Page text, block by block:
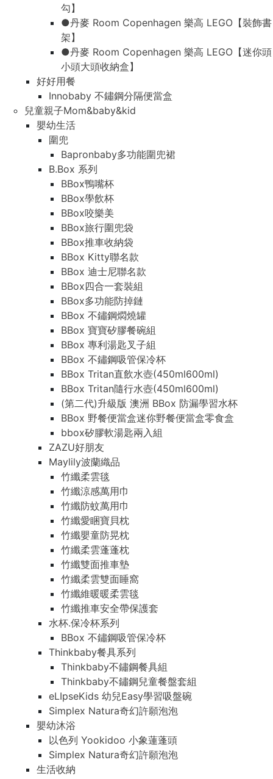
勾】
●丹麥 Room Copenhagen 樂高 LEGO【裝飾書
架】
●丹麥 Room Copenhagen 樂高 LEGO【迷你頭
小頭大頭收納盒】
好好用餐
Innobaby 不鏽鋼分隔便當盒
兒童親子Mom&baby&kid
嬰幼生活
圍兜
Bapronbaby多功能圍兜裙
B.Box 系列
BBox鴨嘴杯
BBox學飲杯
BBox咬樂美
BBox旅行圍兜袋
BBox推車收納袋
BBox Kitty聯名款
BBox 迪士尼聯名款
BBox四合一套裝組
BBox多功能防掉鏈
BBox 不鏽鋼燜燒罐
BBox 寶寶矽膠餐碗組
BBox 專利湯匙叉子組
BBox 不鏽鋼吸管保冷杯
BBox Tritan直飲水壺(450ml600ml)
BBox Tritan隨行水壺(450ml600ml)
(第二代)升級版 澳洲 BBox 防漏學習水杯
BBox 野餐便當盒迷你野餐便當盒零食盒
bbox矽膠軟湯匙兩入組
ZAZU好朋友
Maylily波蘭織品
竹纖柔雲毯
竹纖涼感萬用巾
竹纖防蚊萬用巾
竹纖愛睏寶貝枕
竹纖嬰童防晃枕
竹纖柔雲蓬蓬枕
竹纖雙面推車墊
竹纖柔雲雙面睡窩
竹纖維暖暖柔雲毯
竹纖推車安全帶保護套
水杯.保冷杯系列
BBox 不鏽鋼吸管保冷杯
Thinkbaby餐具系列
Thinkbaby不鏽鋼餐具組
Thinkbaby不鏽鋼兒童餐盤套組
eLIpseKids 幼兒Easy學習吸盤碗
Simplex Natura奇幻許願泡泡
嬰幼沐浴
以色列 Yookidoo 小象蓮蓬頭
Simplex Natura奇幻許願泡泡
生活收納